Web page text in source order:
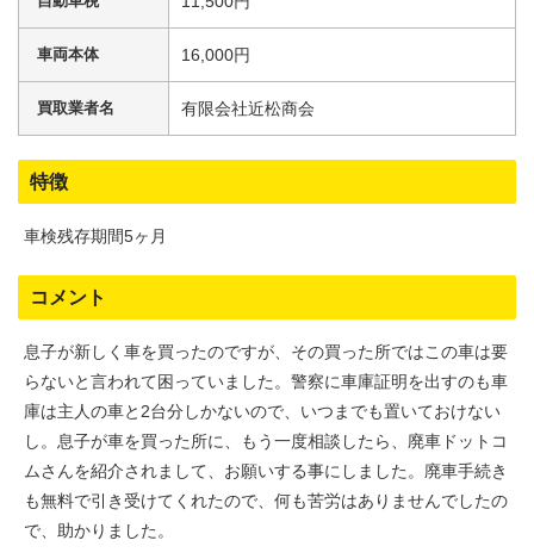
車両本体 16,000円
買取業者名 有限会社近松商会
特徴
車検残存期間5ヶ月
コメント
息子が新しく車を買ったのですが、その買った所ではこの車は要
らないと言われて困っていました。警察に車庫証明を出すのも車
庫は主人の車と2台分しかないので、いつまでも置いておけない
し。息子が車を買った所に、もう一度相談したら、廃車ドットコ
ムさんを紹介されまして、お願いする事にしました。廃車手続き
も無料で引き受けてくれたので、何も苦労はありませんでしたの
で、助かりました。